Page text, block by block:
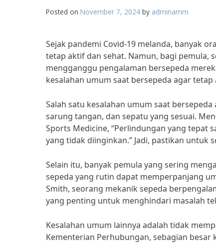
Posted on November 7, 2024 by adminamm
Sejak pandemi Covid-19 melanda, banyak
tetap aktif dan sehat. Namun, bagi pemula,
mengganggu pengalaman bersepeda
kesalahan umum saat bersepeda agar
Salah satu kesalahan umum saat
sarung tangan, dan sepatu yang sesuai.
Sports Medicine, “Perlindungan yang tepat
yang tidak diinginkan.” Jadi, pastikan untuk
Selain itu, banyak pemula yang sering
sepeda yang rutin dapat memperpanjang
Smith, seorang mekanik sepeda
yang penting untuk menghindari masalah
Kesalahan umum lainnya adalah tidak
Kementerian Perhubungan, sebagian